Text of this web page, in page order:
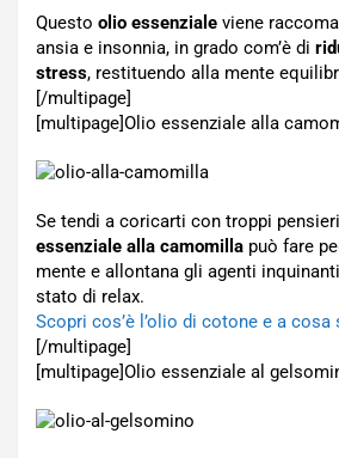
Questo olio essenziale viene
ansia e insonnia, in grado com’è di
stress, restituendo alla mente
[/multipage]
[multipage]Olio essenziale alla
Se tendi a coricarti con troppi
essenziale alla camomilla può fare
mente e allontana gli agenti
stato di relax.
Scopri cos’è l’olio di cotone e a cosa
[/multipage]
[multipage]Olio essenziale al